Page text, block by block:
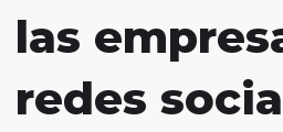
las
redes